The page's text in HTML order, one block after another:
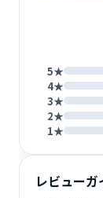
5★
4★
3★
2★
1★
レビュー